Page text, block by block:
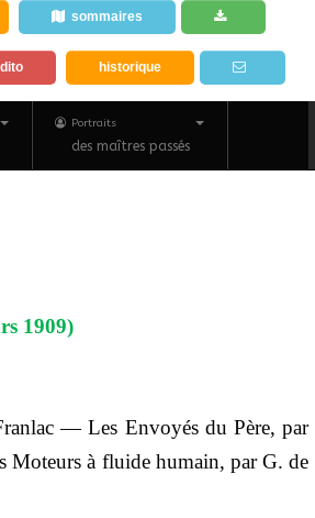
sommaires
historique
Portraits
des maîtres passés
1909)
— Les Envoyés du Père, par
Moteurs à fluide humain, par G. de